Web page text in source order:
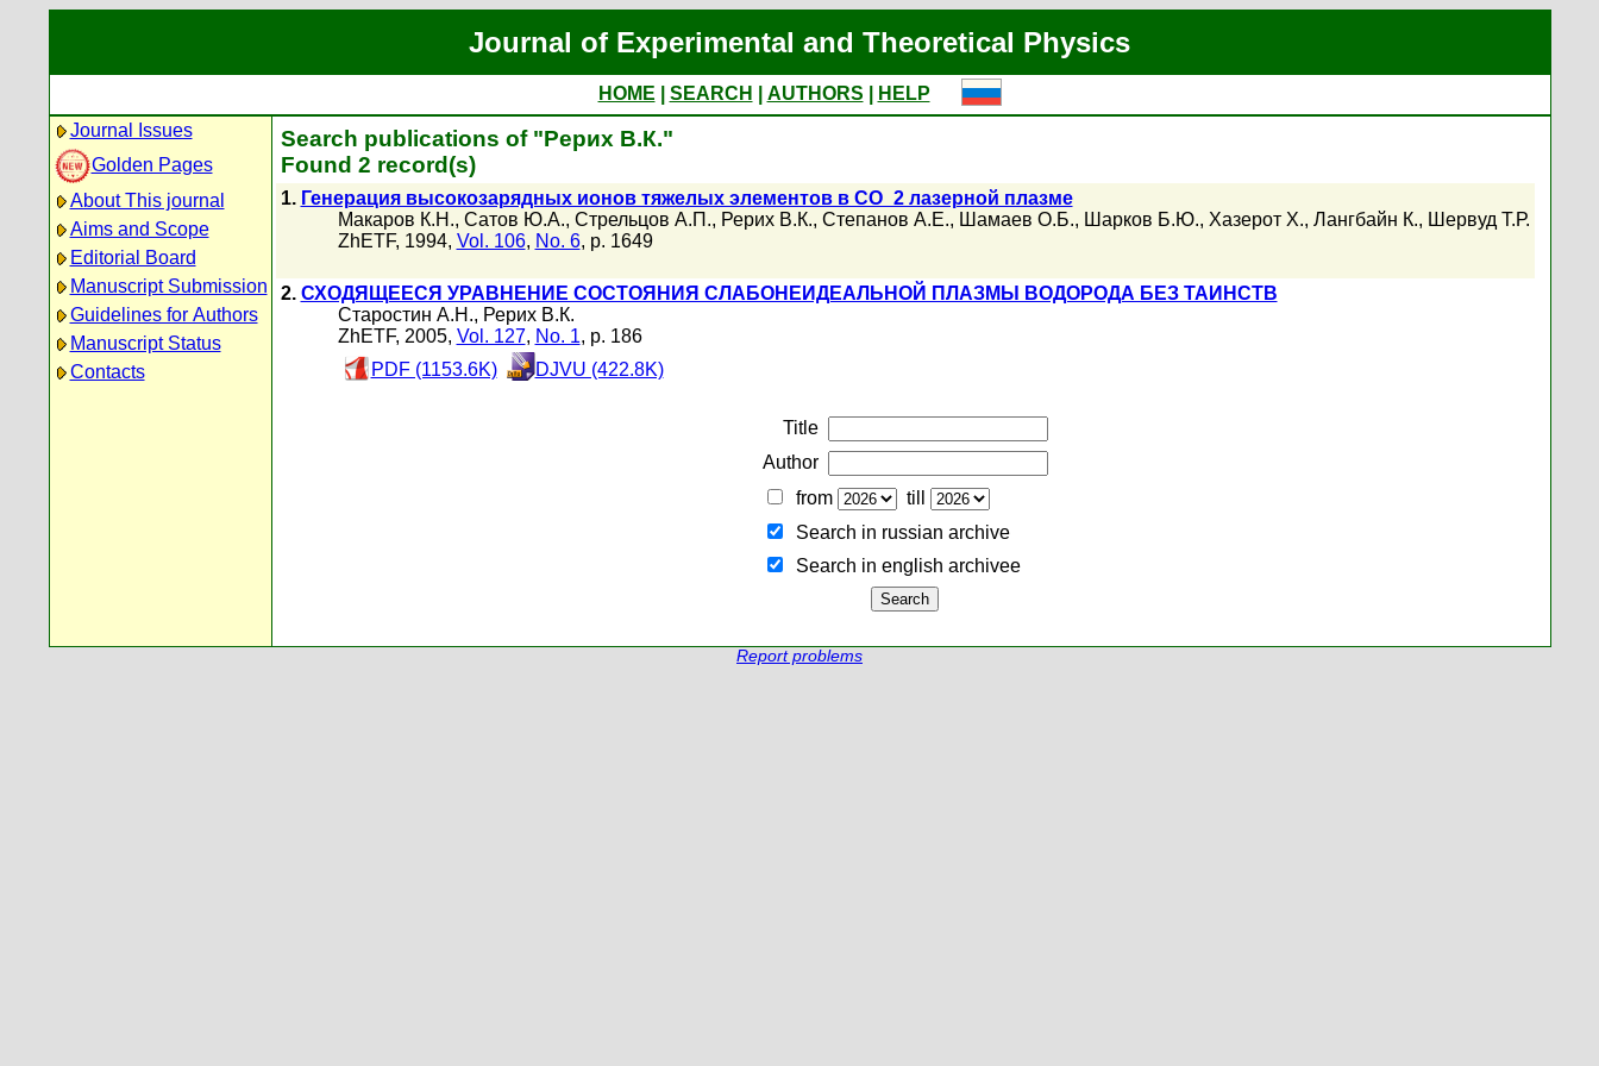
Journal of Experimental and Theoretical Physics
HOME SEARCH AUTHORS
HELP
Journal Issues
Golden Pages
About This journal
Aims and Scope
Editorial Board
Manuscript Submission
Guidelines for Authors
Manuscript Status
Contacts
Search publications of "Рерих В.К."
Found 2 record(s)
1. Генерация высокозарядных ионов тяжелых элементов в CO_2 лазерной плазме
Макаров К.Н., Сатов Ю.А., Стрельцов А.П., Рерих В.К., Степанов А.Е., Шамаев О.Б., Шарков Б.Ю., Хазерот Х., Лангбайн К., Шервуд Т.Р.
ZhETF, 1994, Vol. 106, No. 6, p. 1649
2. СХОДЯЩЕЕСЯ УРАВНЕНИЕ СОСТОЯНИЯ СЛАБОНЕИДЕАЛЬНОЙ ПЛАЗМЫ ВОДОРОДА БЕЗ ТАИНСТВ
Старостин А.Н., Рерих В.К.
ZhETF, 2005, Vol. 127, No. 1, p. 186
PDF (1153.6K)
DJVU (422.8K)
Title
Author
from
till
Search in russian archive
Search in english archiveе
Report problems